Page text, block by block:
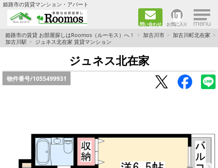
姫路市の賃貸マンション・アパート
問い合わせ お気に入り ×
TOPページ
ファミリー向けの部屋を探す
一人暮らし向けの部屋を探す
敷金礼金0円の部屋を探す
姫路市の賃貸 お部屋探しはRoomos（ルーモス）へ！ 加古川市
加古川町北在家
加古川駅
ジュネス北在家 賃貸マンション
ジュネス北在家
物件番号/1055499931